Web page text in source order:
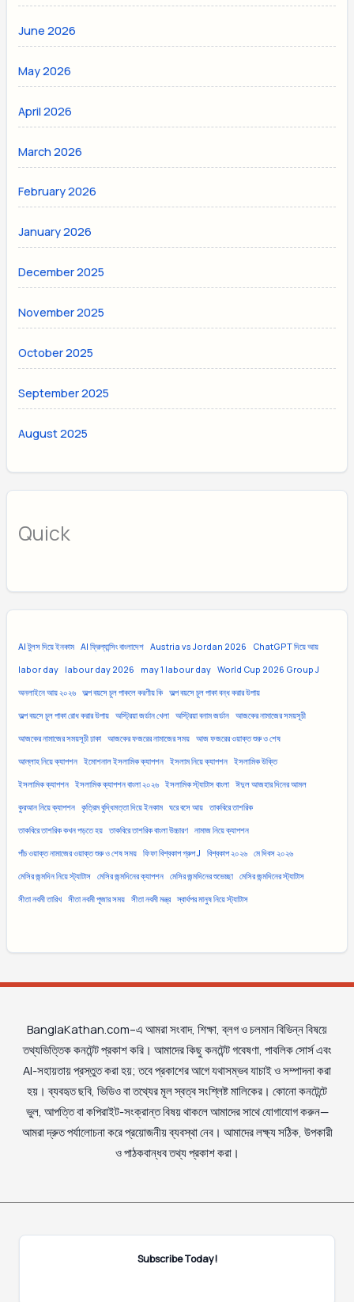
June 2026
May 2026
April 2026
March 2026
February 2026
January 2026
December 2025
November 2025
October 2025
September 2025
August 2025
Quick
AI টুলস দিয়ে ইনকাম AI ফ্রিল্যান্সিং বাংলাদেশ Austria vs Jordan 2026 ChatGPT দিয়ে আয়
labor day labour day 2026 may 1 labour day World Cup 2026 Group J
অনলাইনে আয় ২০২৬ অল্প বয়সে চুল পাকলে করণীয় কি অল্প বয়সে চুল পাকা বন্ধ করার উপায়
অল্প বয়সে চুল পাকা রোধ করার উপায় অস্ট্রিয়া জর্ডান খেলা অস্ট্রিয়া বনাম জর্ডান আজকের নামাজের সময়সূচী
আজকের নামাজের সময়সূচী ঢাকা আজকের ফজরের নামাজের সময় আজ ফজরের ওয়াক্ত শুরু ও শেষ
আল্লাহ নিয়ে ক্যাপশন ইমোশনাল ইসলামিক ক্যাপশন ইসলাম নিয়ে ক্যাপশন ইসলামিক উক্তি
ইসলামিক ক্যাপশন ইসলামিক ক্যাপশন বাংলা ২০২৬ ইসলামিক স্ট্যাটাস বাংলা ঈদুল আজহার দিনের আমল
কুরআন নিয়ে ক্যাপশন কৃত্রিম বুদ্ধিমত্তা দিয়ে ইনকাম ঘরে বসে আয় তাকবিরে তাশরিক
তাকবিরে তাশরিক কখন পড়তে হয় তাকবিরে তাশরিক বাংলা উচ্চারণ নামাজ নিয়ে ক্যাপশন
পাঁচ ওয়াক্ত নামাজের ওয়াক্ত শুরু ও শেষ সময় ফিফা বিশ্বকাপ গ্রুপ J বিশ্বকাপ ২০২৬ মে দিবস ২০২৬
মেসির জন্মদিন নিয়ে স্ট্যাটাস মেসির জন্মদিনের ক্যাপশন মেসির জন্মদিনের শুভেচ্ছা মেসির জন্মদিনের স্ট্যাটাস
সীতা নবমী তারিখ সীতা নবমী পূজার সময় সীতা নবমী মন্ত্র স্বার্থপর মানুষ নিয়ে স্ট্যাটাস
BanglaKathan.com–এ আমরা সংবাদ, শিক্ষা, ব্লগ ও চলমান বিভিন্ন বিষয়ে
তথ্যভিত্তিক কনটেন্ট প্রকাশ করি। আমাদের কিছু কনটেন্ট গবেষণা, পাবলিক সোর্স এবং
AI-সহায়তায় প্রস্তুত করা হয়; তবে প্রকাশের আগে যথাসম্ভব যাচাই ও সম্পাদনা করা
হয়। ব্যবহৃত ছবি, ভিডিও বা তথ্যের মূল স্বত্ব সংশ্লিষ্ট মালিকের। কোনো কনটেন্টে
ভুল, আপত্তি বা কপিরাইট-সংক্রান্ত বিষয় থাকলে আমাদের সাথে যোগাযোগ করুন—
আমরা দ্রুত পর্যালোচনা করে প্রয়োজনীয় ব্যবস্থা নেব। আমাদের লক্ষ্য সঠিক, উপকারী
ও পাঠকবান্ধব তথ্য প্রকাশ করা।
Subscribe Today!